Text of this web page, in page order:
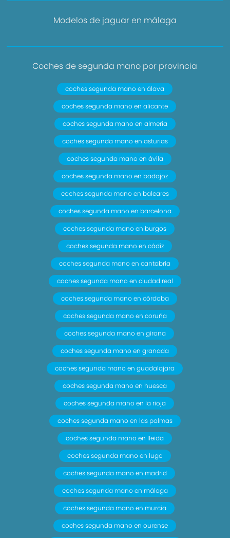
Modelos de jaguar en málaga
Coches de segunda mano por provincia
coches segunda mano en álava
coches segunda mano en alicante
coches segunda mano en almería
coches segunda mano en asturias
coches segunda mano en ávila
coches segunda mano en badajoz
coches segunda mano en baleares
coches segunda mano en barcelona
coches segunda mano en burgos
coches segunda mano en cádiz
coches segunda mano en cantabria
coches segunda mano en ciudad real
coches segunda mano en córdoba
coches segunda mano en coruña
coches segunda mano en girona
coches segunda mano en granada
coches segunda mano en guadalajara
coches segunda mano en huesca
coches segunda mano en la rioja
coches segunda mano en las palmas
coches segunda mano en lleida
coches segunda mano en lugo
coches segunda mano en madrid
coches segunda mano en málaga
coches segunda mano en murcia
coches segunda mano en ourense